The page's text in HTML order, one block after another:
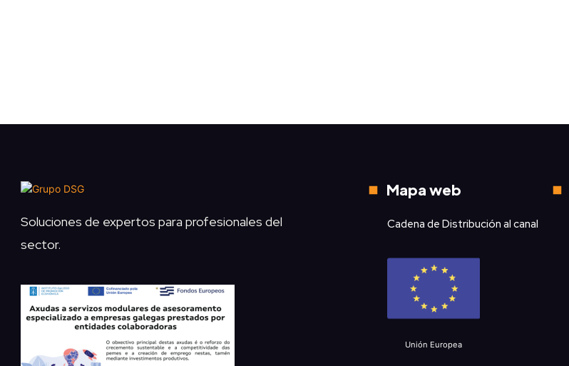
Soluciones de expertos para profesionales del
sector.
Mapa web
Cadena de Distribución al canal
Unión Europea